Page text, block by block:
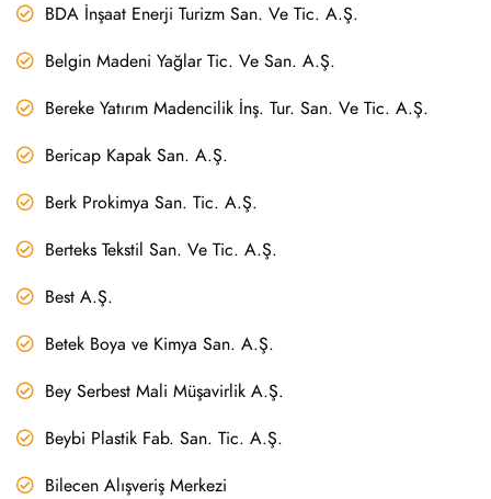
BDA İnşaat Enerji Turizm San. Ve Tic. A.Ş.
Belgin Madeni Yağlar Tic. Ve San. A.Ş.
Bereke Yatırım Madencilik İnş. Tur. San. Ve Tic. A.Ş.
Bericap Kapak San. A.Ş.
Berk Prokimya San. Tic. A.Ş.
Berteks Tekstil San. Ve Tic. A.Ş.
Best A.Ş.
Betek Boya ve Kimya San. A.Ş.
Bey Serbest Mali Müşavirlik A.Ş.
Beybi Plastik Fab. San. Tic. A.Ş.
Bilecen Alışveriş Merkezi